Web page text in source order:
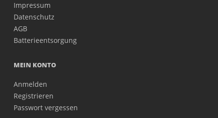
Impressum
Datenschutz
AGB
Batterieentsorgung
MEIN KONTO
Anmelden
Registrieren
Passwort vergessen